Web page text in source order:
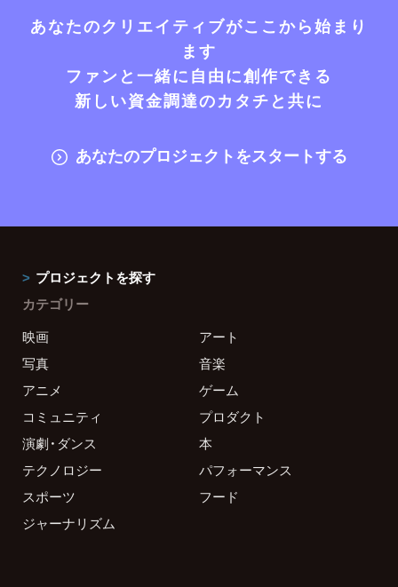
あなたのクリエイティブがここから始まり
ます
ファンと一緒に自由に創作できる
新しい資金調達のカタチと共に
あなたのプロジェクトをスタートする
プロジェクトを探す
カテゴリー
映画
アート
写真
音楽
アニメ
ゲーム
コミュニティ
プロダクト
演劇・ダンス
本
テクノロジー
パフォーマンス
スポーツ
フード
ジャーナリズム